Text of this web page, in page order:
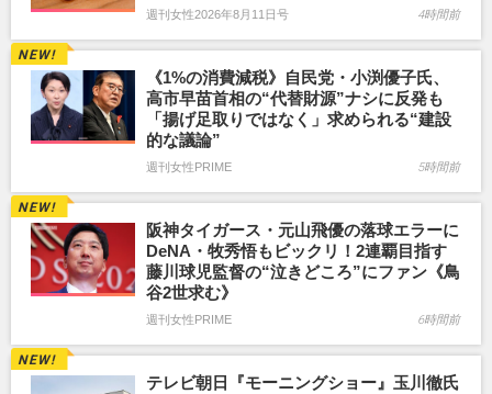
週刊女性2026年8月11日号 4時間前
《1%の消費減税》自民党・小渕優子氏、
高市早苗首相の“代替財源”ナシに反発も
「揚げ足取りではなく」求められる“建設
的な議論”
週刊女性PRIME 5時間前
阪神タイガース・元山飛優の落球エラーに
DeNA・牧秀悟もビックリ！2連覇目指す
藤川球児監督の“泣きどころ”にファン《鳥
谷2世求む》
週刊女性PRIME 6時間前
テレビ朝日『モーニングショー』玉川徹氏